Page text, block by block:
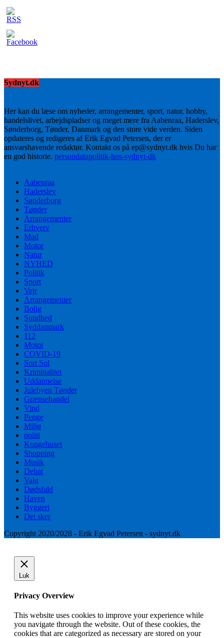
Sydnyt.dk
Her kan du læse om nyheder, arrangementer, sport, natur, hobby,
handelslivet, arbejdspladser og meget mere fra Aabenraa, Haderslev,
Sønderborg, Tønder, Danmark og den store vide verden. Siden
opdateres og redigeres af Erik Egvad Petersen, der er
ansvarshavende redaktør. Kontakt os på ep@sydnyt.dk hvis Du har
en god historie. persondatapolitik-hos-sydnyt-dk
Aabenraa
Haderslev
Sønderborg
Tønder
Arrangementer
Erhverv
Mad
Motor
Natur
NYHED
Politik
Sport
Vejr
Arrangementer
Bolig
Sundhed
Syddanmark
112
Motor
COVID-19
Sort Sol
Kriminalitet
Uddannelse
Julebyen Tønder
Grænsehandel
Vind
Penge
Miljø
politi
Kongehuset
Shopping
Musik
Debat
Valg
Dødsfald
Haven
Byggeri
Det sker
Copyright 2020/2028 - Erik Egvad Petersen - sydnyt.dk
Luk
Privacy Overview
This website uses cookies to improve your experience while
you navigate through the website. Out of these cookies, the
cookies that are categorized as necessary are stored on your